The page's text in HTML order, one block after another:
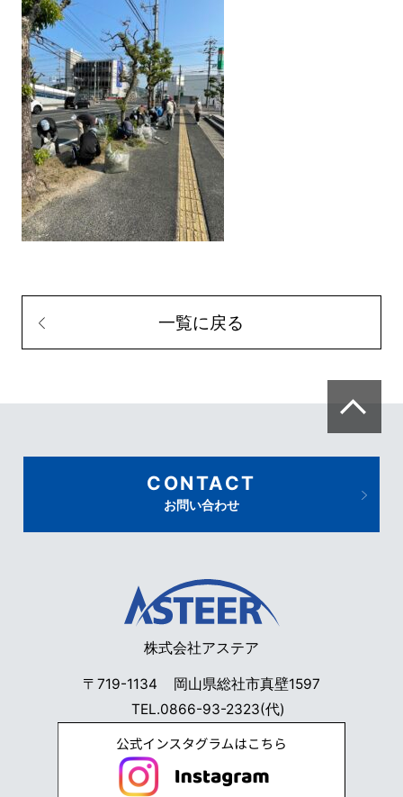
一覧に戻る
株式会社アステア
〒719-1134
岡山県総社市真壁1597
TEL.0866-93-2323(代)
CONTACT
お問い合わせ